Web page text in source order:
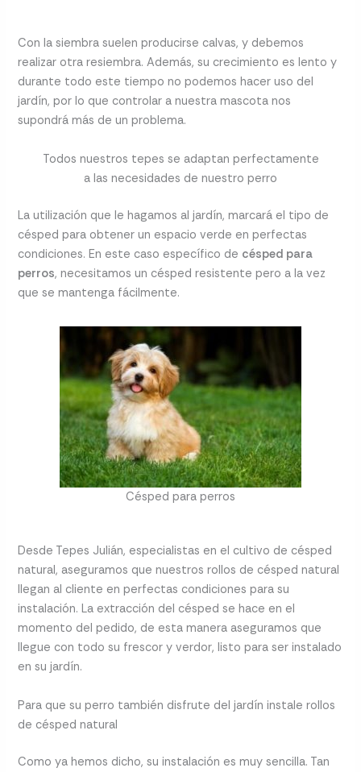
Con la siembra suelen producirse calvas, y debemos
realizar otra resiembra. Además, su crecimiento es lento y
durante todo este tiempo no podemos hacer uso del
jardín, por lo que controlar a nuestra mascota nos
supondrá más de un problema.
Todos nuestros tepes se adaptan perfectamente
a las necesidades de nuestro perro
La utilización que le hagamos al jardín, marcará el tipo de
césped para obtener un espacio verde en perfectas
condiciones. En este caso específico de césped para
perros, necesitamos un césped resistente pero a la vez
que se mantenga fácilmente.
Césped para perros
Desde Tepes Julián, especialistas en el cultivo de césped
natural, aseguramos que nuestros rollos de césped natural
llegan al cliente en perfectas condiciones para su
instalación. La extracción del césped se hace en el
momento del pedido, de esta manera aseguramos que
llegue con todo su frescor y verdor, listo para ser instalado
en su jardín.
Para que su perro también disfrute del jardín instale rollos
de césped natural
Como ya hemos dicho, su instalación es muy sencilla. Tan